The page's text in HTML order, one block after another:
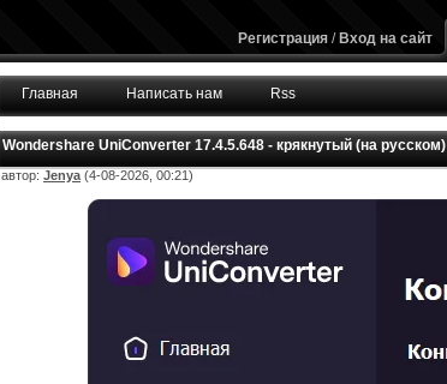
Регистрация / Вход на сайт
Главная Написать нам Rss
Wondershare UniConverter 17.4.5.648 - крякнутый (на русском)
автор: Jenya (4-08-2026, 00:21)